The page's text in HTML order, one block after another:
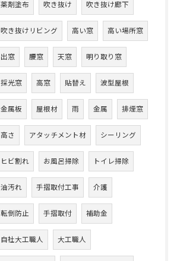
薬剤塗布 吹き抜け 吹き抜け廊下
吹き抜けリビング 高い窓 高い場所窓
出窓 腰窓 天窓 明り取り窓
採光窓 高窓 貼替え 波型屋根
金属板 屋根材 雨 金属 排煙窓
高さ アタッチメント材 シーリング
ヒビ割れ お風呂掃除 トイレ掃除
油汚れ 手摺取付工事 介護
転倒防止 手摺取付 補助金
自社大工職人 大工職人